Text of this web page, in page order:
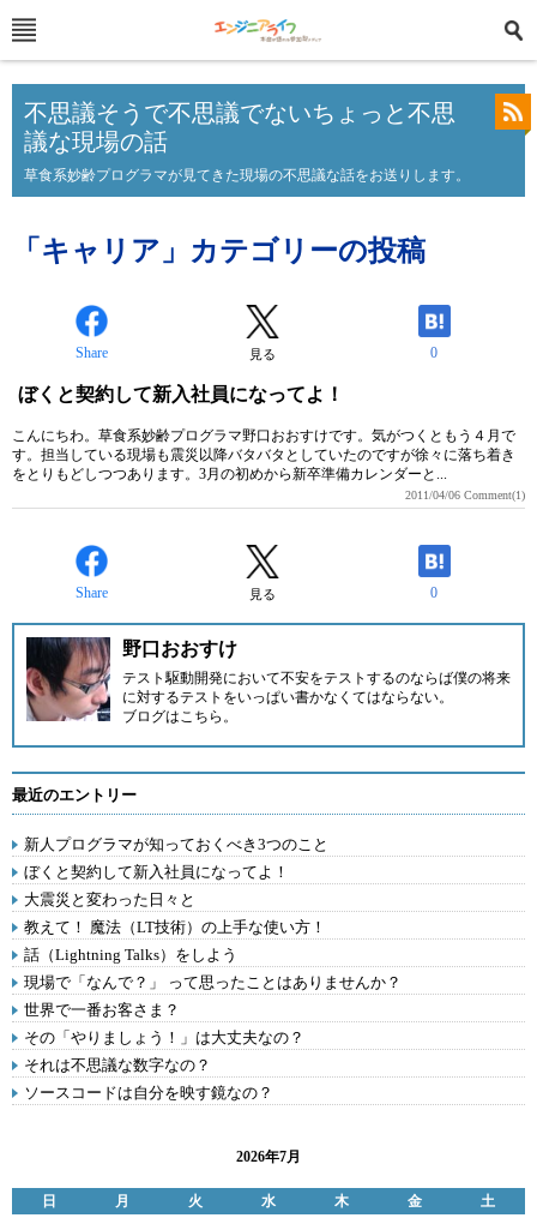
不思議そうで不思議でないちょっと不思
議な現場の話
草食系妙齢プログラマが見てきた現場の不思議な話をお送りします。
「キャリア」カテゴリーの投稿
Share 見る 0
ぼくと契約して新入社員になってよ！
こんにちわ。草食系妙齢プログラマ野口おおすけです。気がつくともう４月で
す。担当している現場も震災以降バタバタとしていたのですが徐々に落ち着き
をとりもどしつつあります。3月の初めから新卒準備カレンダーと...
2011/04/06 Comment(1)
Share 見る 0
野口おおすけ
テスト駆動開発において不安をテストするのならば僕の将来
に対するテストをいっぱい書かなくてはならない。
ブログはこちら 。
最近のエントリー
新人プログラマが知っておくべき3つのこと
ぼくと契約して新入社員になってよ！
大震災と変わった日々と
教えて！ 魔法（LT技術）の上手な使い方！
話（Lightning Talks）をしよう
現場で「なんで？」 って思ったことはありませんか？
世界で一番お客さま？
その「やりましょう！」は大丈夫なの？
それは不思議な数字なの？
ソースコードは自分を映す鏡なの？
2026年7月
日 月 火 水 木 金
土